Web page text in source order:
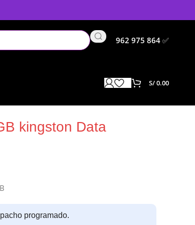
962 975 864 ✅
S/0.00
kingston Data
programado.